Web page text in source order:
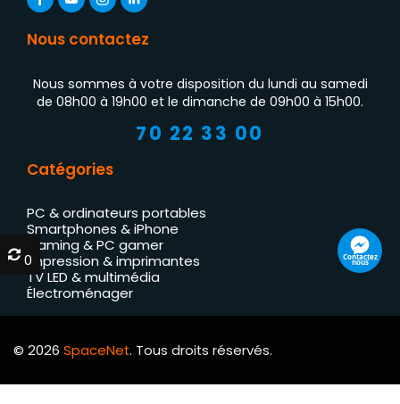
Nous contactez
Nous sommes à votre disposition du lundi au samedi
de 08h00 à 19h00 et le dimanche de 09h00 à 15h00.
70 22 33 00
Catégories
PC & ordinateurs portables
Smartphones & iPhone
Gaming & PC gamer
Impression & imprimantes
TV LED & multimédia
Électroménager
© 2026 SpaceNet. Tous droits réservés.
Contactez
nous
0
0